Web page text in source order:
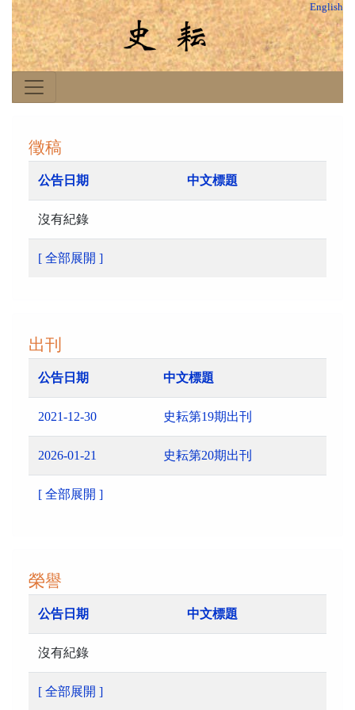
English
徵稿
公告日期 中文標題
沒有紀錄
[ 全部展開 ]
出刊
公告日期 中文標題
2021-12-30 史耘第19期出刊
2026-01-21 史耘第20期出刊
[ 全部展開 ]
榮譽
公告日期 中文標題
沒有紀錄
[ 全部展開 ]